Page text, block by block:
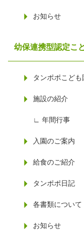
お知らせ
幼保連携型認定こ
タンポポこど
施設の紹介
∟ 年間行事
入園のご案内
給食のご紹介
タンポポ日記
各書類について
お知らせ